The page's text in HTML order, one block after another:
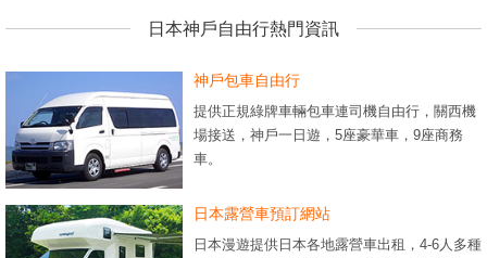
日本神戶自由行熱門資訊
神戶包車自由行
提供正規綠牌車輛包車連司機自由行，關西機
場接送，神戶一日遊，5座豪華車，9座商務
車。
日本露營車預訂網站
日本漫遊提供日本各地露營車出租，4-6人多種